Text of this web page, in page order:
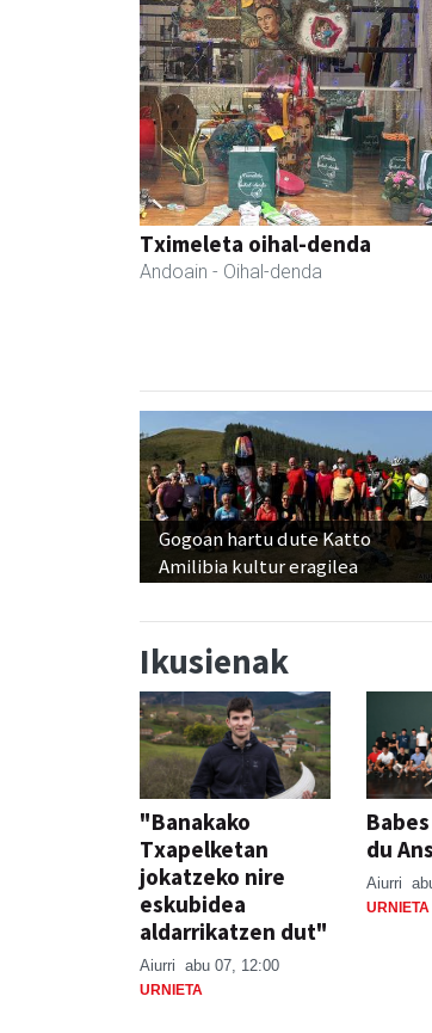
Tximeleta oihal-denda
Andoain - Oihal-denda
Gogoan hartu dute Katto
Amilibia kultur eragilea
Ikusienak
"Banakako
Txapelketan
jokatzeko nire
eskubidea
aldarrikatzen dut"
Aiurri abu 07, 12:00
URNIETA
du
Aiurri
URNIETA